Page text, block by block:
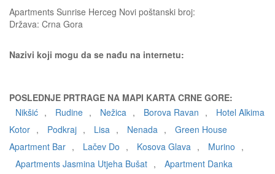
Apartments Sunrise Herceg Novi poštanski broj:
Država: Crna Gora
Nazivi koji mogu da se nađu na internetu:
POSLEDNJE PRTRAGE NA MAPI KARTA CRNE GORE:
Nikšić , Rudine , Nežica , Borova Ravan ,
Hotel Alkima
Kotor , Podkraj , Lisa , Nenada ,
Green House
Apartment Bar , Lačev Do , Kosova Glava , Murino ,
Apartments Jasmina Utjeha Bušat ,
Apartment Danka